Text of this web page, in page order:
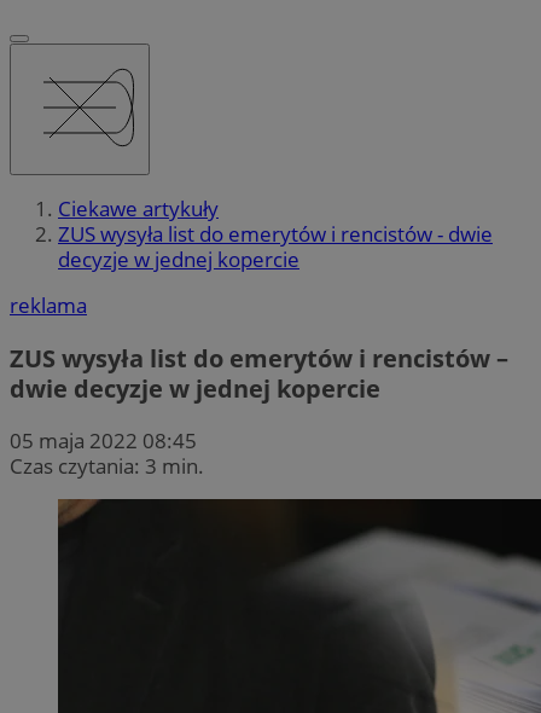
Ciekawe artykuły
ZUS wysyła list do emerytów i rencistów - dwie
decyzje w jednej kopercie
reklama
ZUS wysyła list do emerytów i rencistów –
dwie decyzje w jednej kopercie
05 maja 2022 08:45
Czas czytania: 3 min.